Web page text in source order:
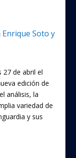
Soto y
27 de abril el
edición de
análisis, la
variedad de
y sus